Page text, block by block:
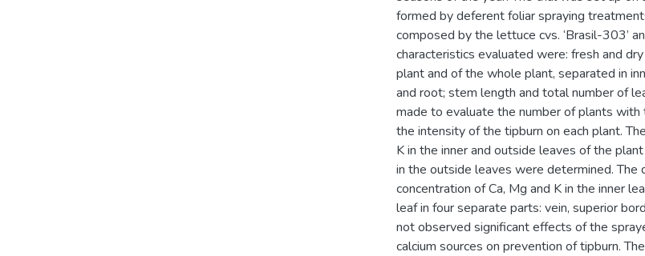
formed by deferent foliar spraying
composed by the lettuce cvs. ‘Brasil-303’
characteristics evaluated were: fresh and
plant and of the whole plant, separated in
and root; stem length and total number of
made to evaluate the number of plants
the intensity of the tipburn on each plant.
K in the inner and outside leaves of the plant
in the outside leaves were determined.
concentration of Ca, Mg and K in the inner
leaf in four separate parts: vein, superior
not observed significant effects of the
calcium sources on prevention of tipburn.